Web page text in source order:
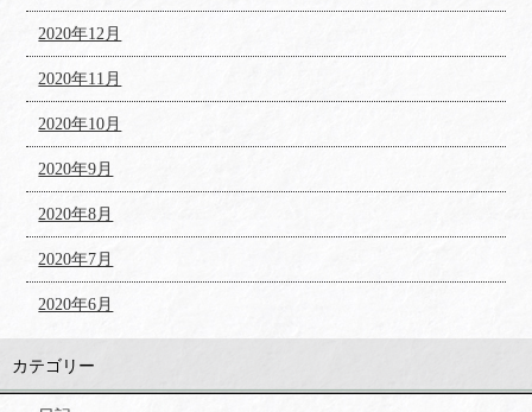
2020年12月
2020年11月
2020年10月
2020年9月
2020年8月
2020年7月
2020年6月
カテゴリー